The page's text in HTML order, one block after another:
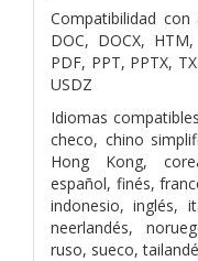
Compatibilidad con
DOC, DOCX,
PDF, PPT, PPTX,
USDZ
Idiomas
checo, chino
Hong Kong,
español, finés,
indonesio, inglés,
neerlandés,
ruso, sueco,